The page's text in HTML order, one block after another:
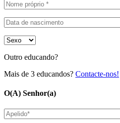
Outro educando?
Mais de 3 educandos? Contacte-nos!
O(A) Senhor(a)